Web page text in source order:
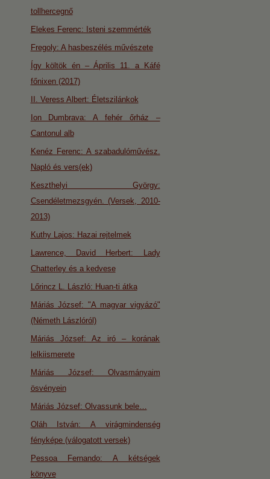
tollhercegnő
Elekes Ferenc: Isteni szemmérték
Fregoly: A hasbeszélés művészete
Így költök én – Április 11. a Káfé
főnixen (2017)
II. Veress Albert: Életszilánkok
Ion Dumbrava: A fehér őrház –
Cantonul alb
Kenéz Ferenc: A szabadulóművész.
Napló és vers(ek)
Keszthelyi György:
Csendéletmezsgyén. (Versek, 2010-
2013)
Kuthy Lajos: Hazai rejtelmek
Lawrence, David Herbert: Lady
Chatterley és a kedvese
Lőrincz L. László: Huan-ti átka
Máriás József: "A magyar vigyázó"
(Németh Lászlóról)
Máriás József: Az iró – korának
lelkiismerete
Máriás József: Olvasmányaim
ösvényein
Máriás József: Olvassunk bele…
Oláh István: A virágmindenség
fényképe (válogatott versek)
Pessoa Fernando: A kétségek
könyve